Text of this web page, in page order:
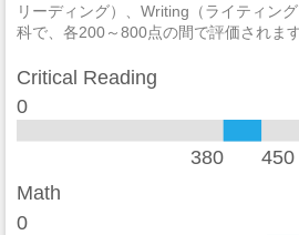
強盗
自動車盗難
放火
リーディング）、Writing（ライティン
科で、各200～800点の間で評価されます
Critical Reading
0
380 450
Math
0